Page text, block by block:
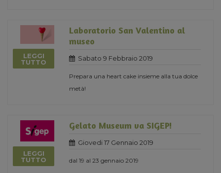
LEGGI
TUTTO
Laboratorio San Valentino al
museo
Sabato 9 Febbraio 2019
Prepara una heart cake insieme alla tua dolce
metà!
LEGGI
TUTTO
Gelato Museum va SIGEP!
Giovedi 17 Gennaio 2019
dal 19 al 23 gennaio 2019